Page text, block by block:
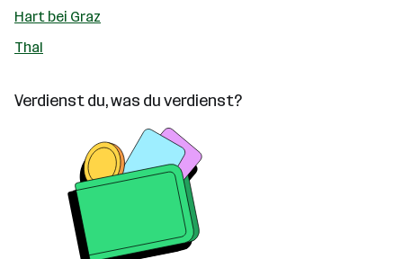
Hart bei Graz
Thal
Verdienst du, was du verdienst?